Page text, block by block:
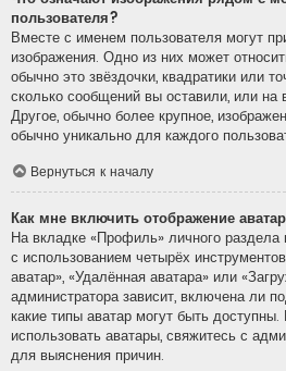
пользователя?
Вместе с именем пользователя могут
изображения. Одно из них может
обычно это звёздочки, квадратики или
сколько сообщений вы оставили, или на
Другое, обычно более крупное,
обычно уникально для каждого
Вернуться к началу
Как мне включить отображение
На вкладке «Профиль» личного
с использованием четырёх
аватар», «Удалённая аватара» или
администратора зависит, включена ли
какие типы аватар могут быть
использовать аватары, свяжитесь с
для выяснения причин.